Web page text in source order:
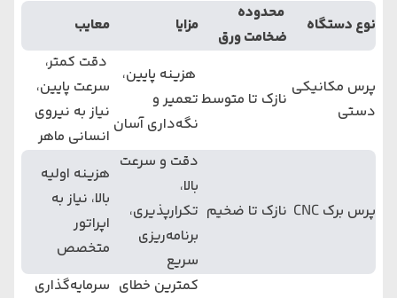
نوع دستگاه
محدوده
ضخامت ورق
مزایا معایب
پرس مکانیکی
دستی
نازک تا متوسط
هزینه پایین،
تعمیر و
نگه‌داری آسان
دقت کمتر،
سرعت پایین،
نیاز به نیروی
انسانی ماهر
پرس برک CNC نازک تا ضخیم
دقت و سرعت
بالا،
تکرارپذیری،
برنامه‌ریزی
سریع
هزینه اولیه
بالا، نیاز به
اپراتور
متخصص
کمترین خطای سرمایه‌گذاری